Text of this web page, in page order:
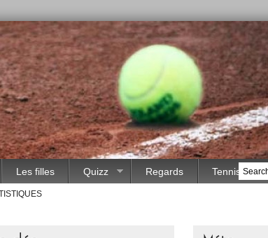
Les filles Quizz Regards Tennis Race